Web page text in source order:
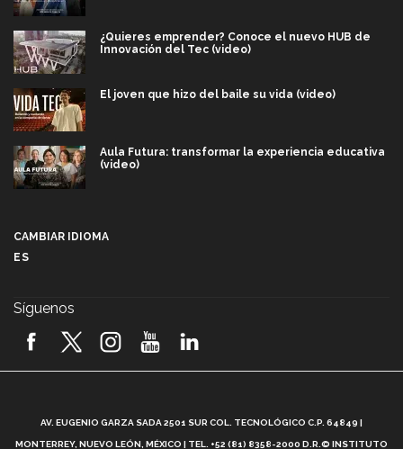
¿Quieres emprender? Conoce el nuevo HUB de
Innovación del Tec (video)
El joven que hizo del baile su vida (video)
Aula Futura: transformar la experiencia educativa
(video)
2026! (video)
¿Cómo es el Modelo Educativo Tec? (video)
CAMBIAR IDIOMA
ES
Síguenos
AV. EUGENIO GARZA SADA 2501 SUR COL. TECNOLÓGICO C.P. 64849 |
MONTERREY, NUEVO LEÓN, MÉXICO | TEL. +52 (81) 8358-2000 D.R.© INSTITUTO